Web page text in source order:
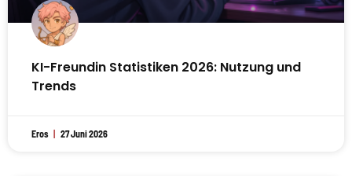
KI-Freundin Statistiken 2026: Nutzung und
Trends
Eros 27 Juni 2026